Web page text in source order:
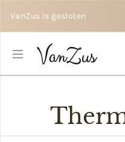
VanZus is gesloten